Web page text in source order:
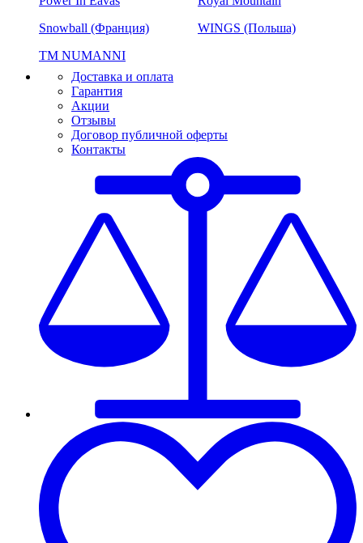
Snowball (Франция)
WINGS (Польша)
ТМ NUMANNI
Доставка и оплата
Гарантия
Акции
Отзывы
Договор публичной оферты
Контакты